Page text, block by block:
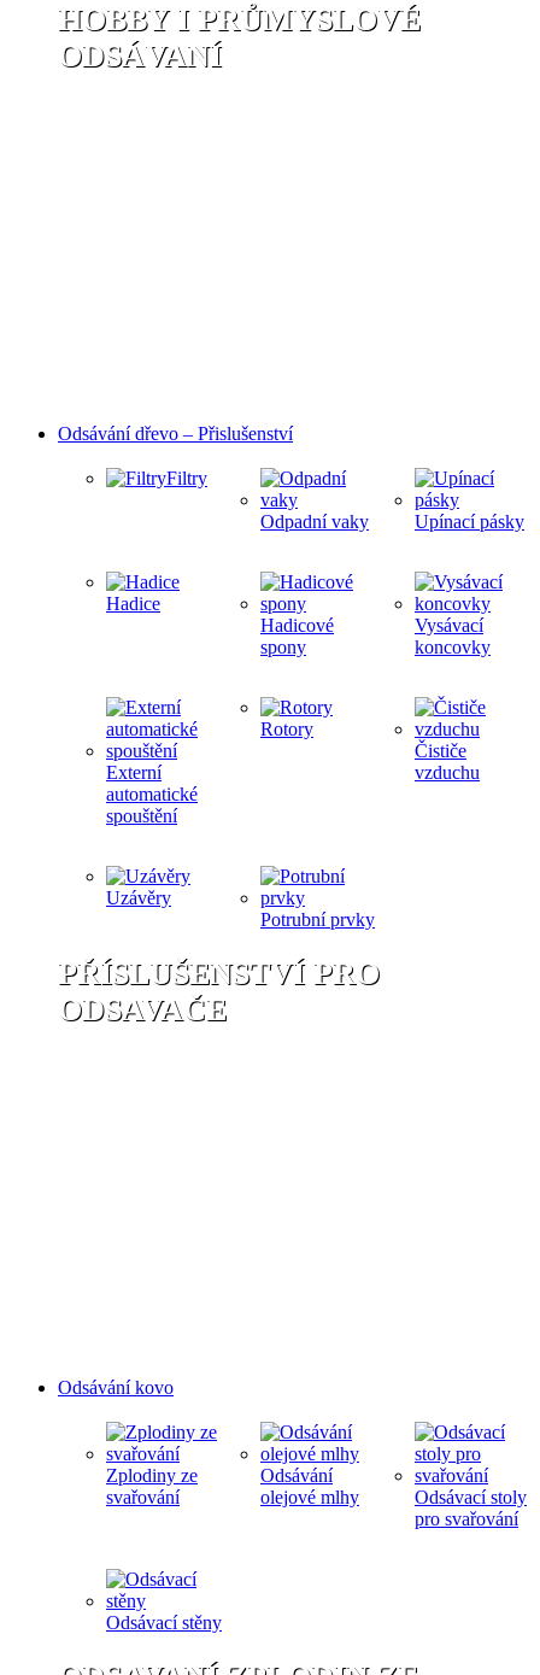
HOBBY I PRŮMYSLOVÉ
ODSÁVANÍ
Odsávání dřevo – Přislušenství
Filtry
Odpadní vaky Upínací pásky
Hadice
Hadicové
spony
Vysávací
koncovky
Externí
automatické
spouštění
Rotory
Čističe
vzduchu
Uzávěry
Potrubní prvky
PŘÍSLUŠENSTVÍ PRO
ODSAVAČE
Odsávání kovo
Zplodiny ze
svařování
Odsávání
olejové mlhy
Odsávací stoly
pro svařování
Odsávací stěny